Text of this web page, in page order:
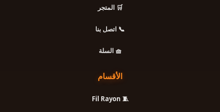
🛒 المتجر
📞 اتصل بنا
🧺 السلة
الأقسام
🧵 Fil Rayon